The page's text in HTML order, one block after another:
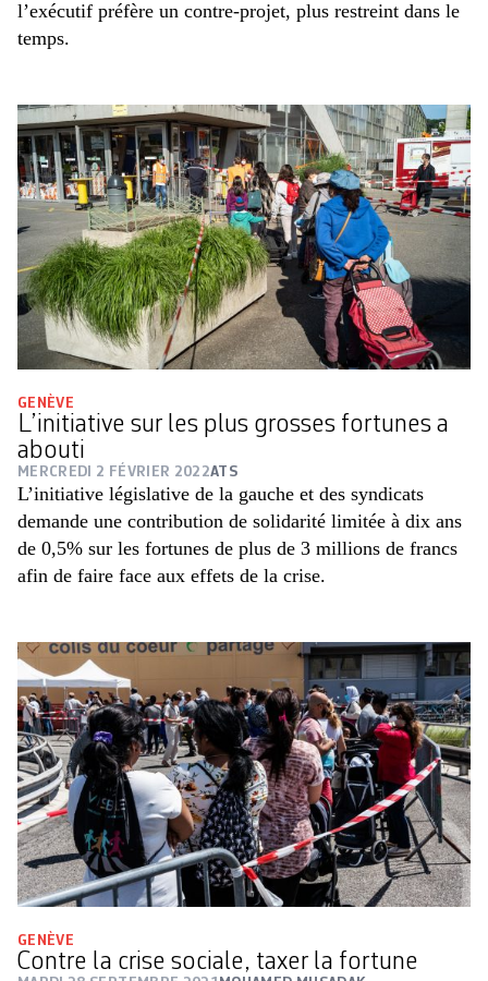
l’exécutif préfère un contre-projet, plus restreint dans le
temps.
GENÈVE
L’initiative sur les plus grosses fortunes a
abouti
MERCREDI 2 FÉVRIER 2022ATS
L’initiative législative de la gauche et des syndicats
demande une contribution de solidarité limitée à dix ans
de 0,5% sur les fortunes de plus de 3 millions de francs
afin de faire face aux effets de la crise.
GENÈVE
Contre la crise sociale, taxer la fortune